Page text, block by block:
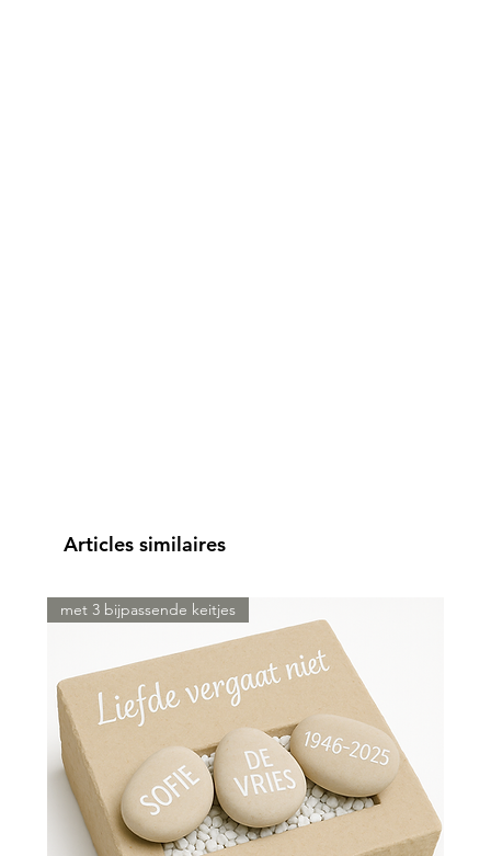
Articles similaires
met 3 bijpassende keitjes